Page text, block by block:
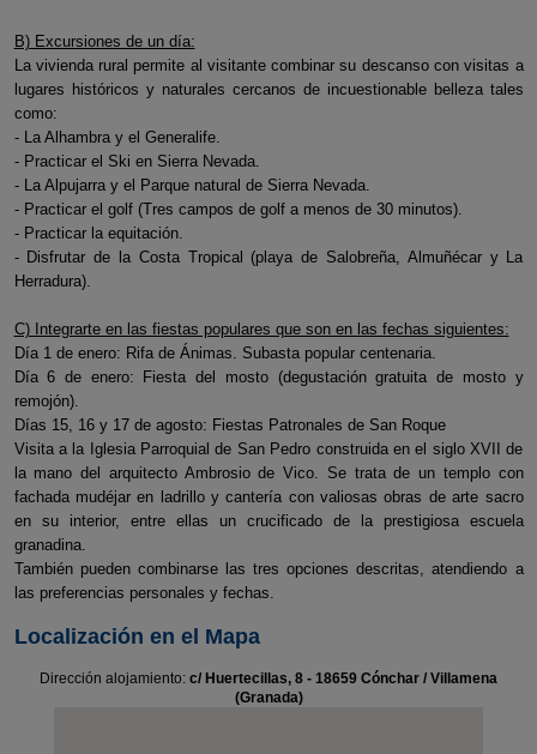
B) Excursiones de un día:
La vivienda rural permite al visitante combinar su descanso con visitas a
lugares históricos y naturales cercanos de incuestionable belleza tales
como:
- La Alhambra y el Generalife.
- Practicar el Ski en Sierra Nevada.
- La Alpujarra y el Parque natural de Sierra Nevada.
- Practicar el golf (Tres campos de golf a menos de 30 minutos).
- Practicar la equitación.
- Disfrutar de la Costa Tropical (playa de Salobreña, Almuñécar y La
Herradura).
C) Integrarte en las fiestas populares que son en las fechas siguientes:
Día 1 de enero: Rifa de Ánimas. Subasta popular centenaria.
Día 6 de enero: Fiesta del mosto (degustación gratuita de mosto y
remojón).
Días 15, 16 y 17 de agosto: Fiestas Patronales de San Roque
Visita a la Iglesia Parroquial de San Pedro construida en el siglo XVII de
la mano del arquitecto Ambrosio de Vico. Se trata de un templo con
fachada mudéjar en ladrillo y cantería con valiosas obras de arte sacro
en su interior, entre ellas un crucificado de la prestigiosa escuela
granadina.
También pueden combinarse las tres opciones descritas, atendiendo a
las preferencias personales y fechas.
Localización en el Mapa
Dirección alojamiento: c/ Huertecillas, 8 - 18659 Cónchar / Villamena
(Granada)